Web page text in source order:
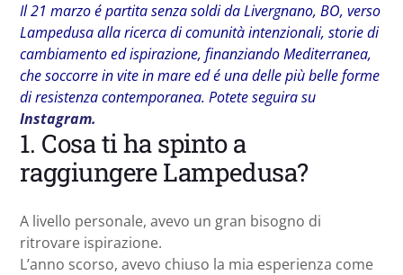
Il 21 marzo é partita senza soldi da Livergnano, BO, verso
Lampedusa alla ricerca di comunità intenzionali, storie di
cambiamento ed ispirazione, finanziando Mediterranea,
che soccorre in vite in mare ed é una delle più belle forme
di resistenza contemporanea. Potete seguira su
Instagram.
1. Cosa ti ha spinto a
raggiungere Lampedusa?
A livello personale, avevo un gran bisogno di
ritrovare ispirazione.
L’anno scorso, avevo chiuso la mia esperienza come